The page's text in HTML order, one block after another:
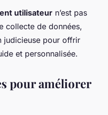
utilisateur n’est pas
collecte de données,
judicieuse pour offrir
et personnalisée.
pour améliorer